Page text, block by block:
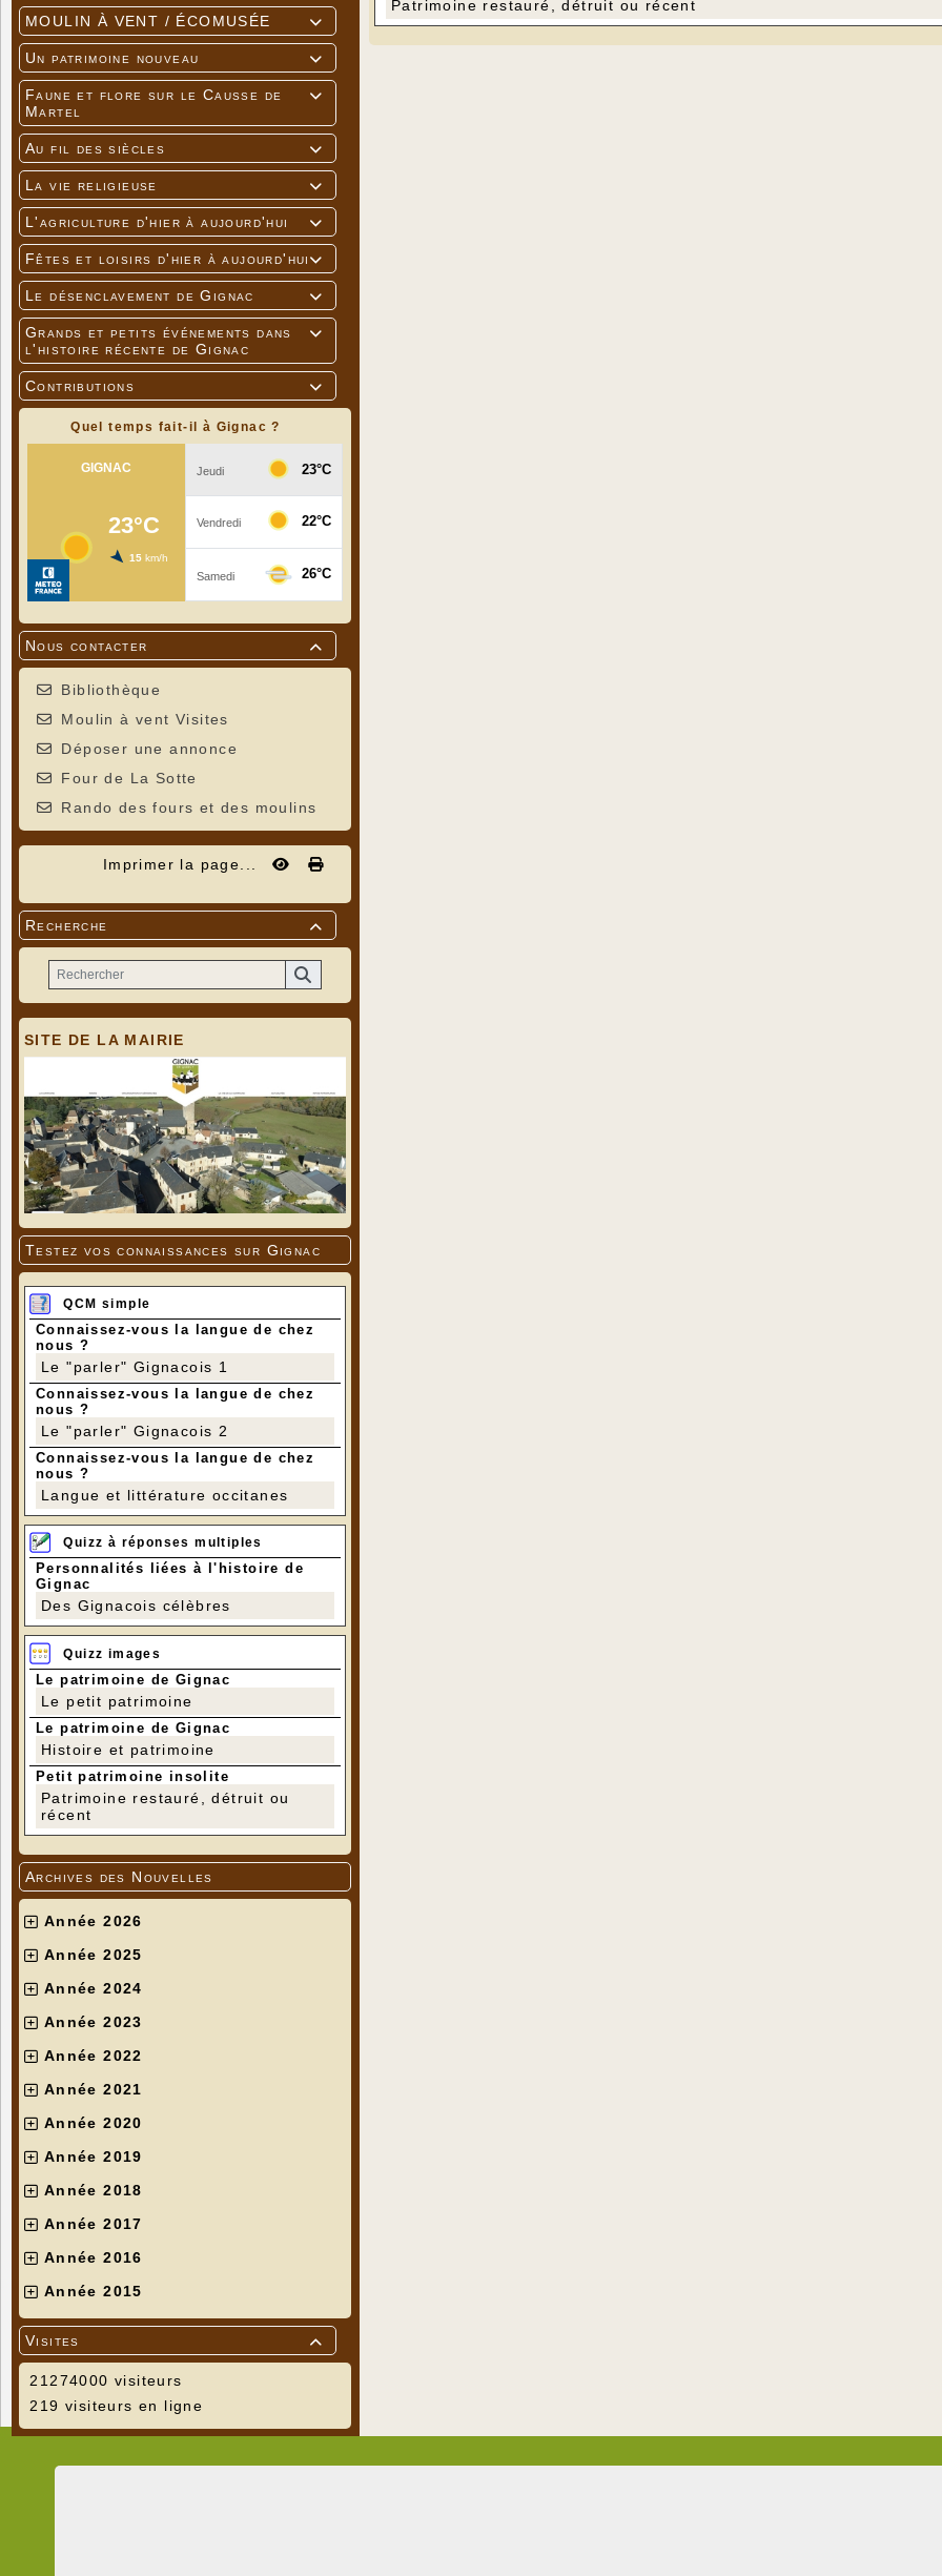

MOULIN À VENT / ÉCOMUSÉE

Un patrimoine nouveau

Faune et flore sur le Causse de
Martel

Au fil des siècles

La vie religieuse

L'agriculture d'hier à aujourd'hui

Fêtes et loisirs d'hier à aujourd'hui

Le désenclavement de Gignac

Grands et petits événements dans
l'histoire récente de Gignac

Contributions
Quel temps fait-il à Gignac ?

Nous contacter
Bibliothèque
Moulin à vent Visites
Déposer une annonce
Four de La Sotte
Rando des fours et des moulins
Imprimer la page...

Recherche
SITE DE LA MAIRIE
Testez vos connaissances sur Gignac
QCM simple
Connaissez-vous la langue de chez
nous ?
Le "parler" Gignacois 1
Connaissez-vous la langue de chez
nous ?
Le "parler" Gignacois 2
Connaissez-vous la langue de chez
nous ?
Langue et littérature occitanes
Quizz à réponses multiples
Personnalités liées à l'histoire de
Gignac
Des Gignacois célèbres
Quizz images
Le patrimoine de Gignac
Le petit patrimoine
Le patrimoine de Gignac
Histoire et patrimoine
Petit patrimoine insolite
Patrimoine restauré, détruit ou
récent
Archives des Nouvelles
Année 2026
Année 2025
Année 2024
Année 2023
Année 2022
Année 2021
Année 2020
Année 2019
Année 2018
Année 2017
Année 2016
Année 2015

Visites
21274000 visiteurs
219 visiteurs en ligne
Patrimoine restauré, détruit ou récent